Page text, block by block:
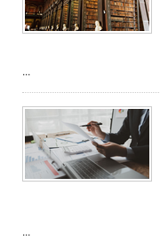
...
...